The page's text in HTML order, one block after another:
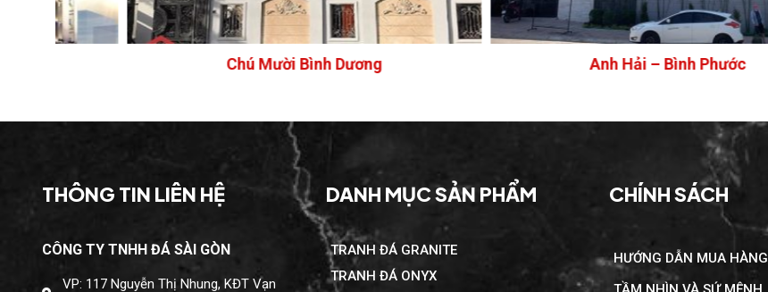
Chú Mười Bình Dương Anh Hải – Bình Phước
THÔNG TIN LIÊN HỆ
CÔNG TY TNHH ĐÁ SÀI GÒN
VP: 117 Nguyễn Thị Nhung, KĐT Vạn
DANH MỤC SẢN PHẨM
TRANH ĐÁ GRANITE
TRANH ĐÁ ONYX
CHÍNH SÁCH
HƯỚNG DẪN MUA HÀNG